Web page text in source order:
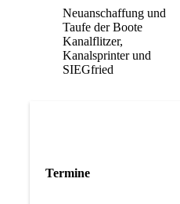
Neuanschaffung und
Taufe der Boote
Kanalflitzer,
Kanalsprinter und
SIEGfried
Termine